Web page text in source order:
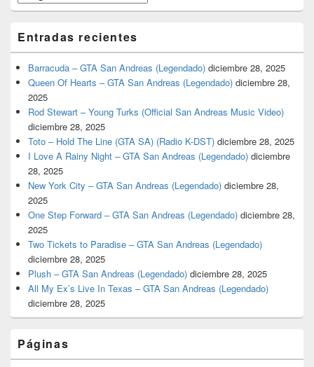
Entradas recientes
Barracuda – GTA San Andreas (Legendado) diciembre 28, 2025
Queen Of Hearts – GTA San Andreas (Legendado) diciembre 28,
2025
Rod Stewart – Young Turks (Official San Andreas Music Video)
diciembre 28, 2025
Toto – Hold The Line (GTA SA) (Radio K-DST) diciembre 28, 2025
I Love A Rainy Night – GTA San Andreas (Legendado) diciembre
28, 2025
New York City – GTA San Andreas (Legendado) diciembre 28,
2025
One Step Forward – GTA San Andreas (Legendado) diciembre 28,
2025
Two Tickets to Paradise – GTA San Andreas (Legendado)
diciembre 28, 2025
Plush – GTA San Andreas (Legendado) diciembre 28, 2025
All My Ex’s Live In Texas – GTA San Andreas (Legendado)
diciembre 28, 2025
Páginas